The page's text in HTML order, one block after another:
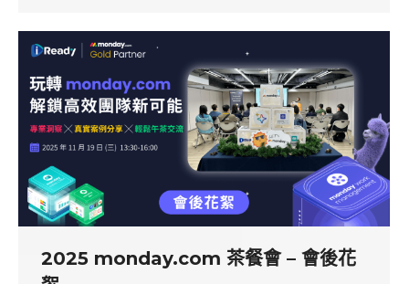
2025 monday.com 茶餐會 – 會後花